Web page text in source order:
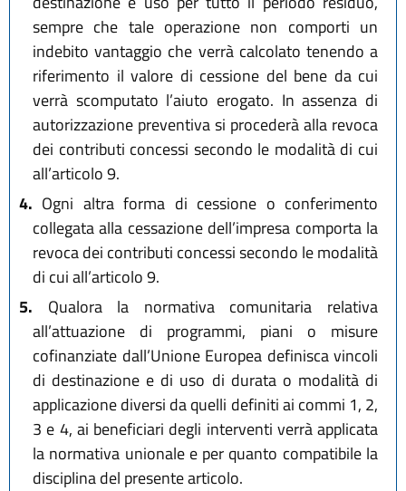
sempre che tale operazione non comporti un
indebito vantaggio che verrà calcolato tenendo a
riferimento il valore di cessione del bene da cui
verrà scomputato l’aiuto erogato. In assenza di
autorizzazione preventiva si procederà alla revoca
dei contributi concessi secondo le modalità di cui
all’articolo 9.
4. Ogni altra forma di cessione o conferimento
collegata alla cessazione dell’impresa comporta la
revoca dei contributi concessi secondo le modalità
di cui all’articolo 9.
5. Qualora la normativa comunitaria relativa
all’attuazione di programmi, piani o misure
cofinanziate dall’Unione Europea definisca vincoli
di destinazione e di uso di durata o modalità di
applicazione diversi da quelli definiti ai commi 1, 2,
3 e 4, ai beneficiari degli interventi verrà applicata
la normativa unionale e per quanto compatibile la
disciplina del presente articolo.